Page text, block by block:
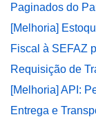
Paginados do
[Melhoria]
Fiscal à SEFAZ
Requisição de
[Melhoria] API:
Entrega e